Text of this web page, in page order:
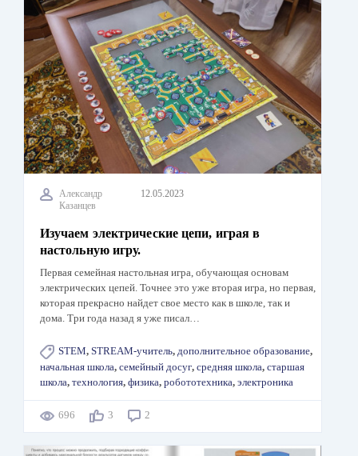
Александр
Казанцев
12.05.2023
Изучаем электрические цепи, играя в
настольную игру.
Первая семейная настольная игра, обучающая основам
электрических цепей. Точнее это уже вторая игра, но первая,
которая прекрасно найдет свое место как в школе, так и
дома. Три года назад я уже писал…
STEM, STREAM-учитель, дополнительное образование,
начальная школа, семейный досуг, средняя школа, старшая
школа, технология, физика, робототехника, электроника
696 3 2